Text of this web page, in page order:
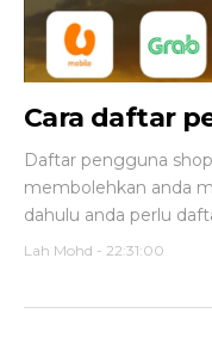
Cara daftar
Daftar pengguna
membolehkan anda
dahulu anda perlu
Lah Mohd - 22:31:00